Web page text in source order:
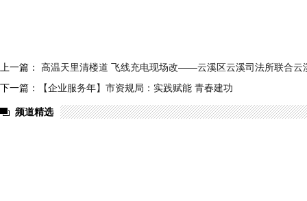
上一篇： 高温天里清楼道 飞线充电现场改——云溪区云溪司法所联合云
下一篇：
【企业服务年】市资规局：实践赋能 青春建功
频道精选